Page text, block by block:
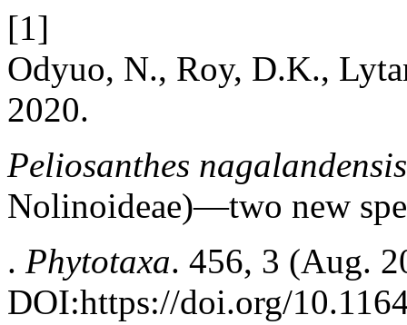
[1]
Odyuo, N., Roy, D.K.,
2020.
Peliosanthes nagalandensis
Nolinoideae)—two new
. Phytotaxa. 456, 3 (Aug.
DOI:https://doi.org/